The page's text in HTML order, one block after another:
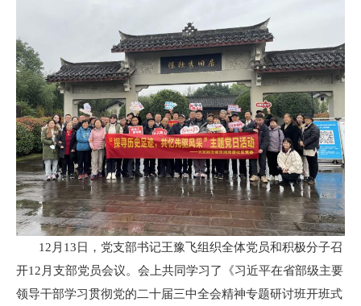
12月13日，党支部书记王豫飞组织全体党员和积极分子召
开12月支部党员会议。会上共同学习了《习近平在省部级主要
领导干部学习贯彻党的二十届三中全会精神专题研讨班开班式